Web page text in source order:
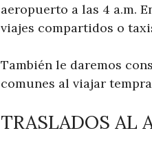
aeropuerto a las 4 a.m.
viajes compartidos o
También le daremos
comunes al viajar
TRASLADOS AL